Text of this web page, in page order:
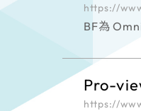
https://
BF為
Pro-
https://